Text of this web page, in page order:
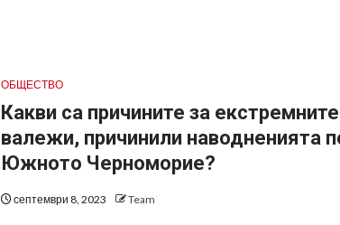
ОБЩЕСТВО
Какви са причините за екстремните
валежи, причинили наводненията
Южното Черноморие?
септември 8, 2023 Team